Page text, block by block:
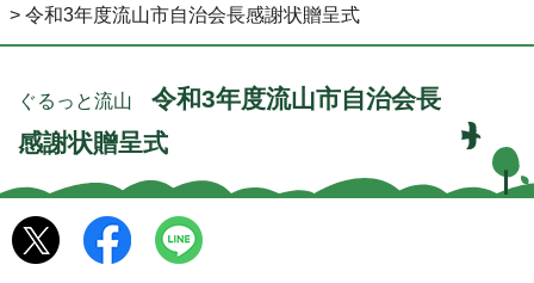
> 令和3年度流山市自治会長感謝状贈呈式
ぐるっと流山 令和3年度流山市自治会長
感謝状贈呈式